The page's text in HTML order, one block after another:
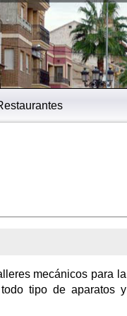
mecánicos para la
tipo de aparatos y